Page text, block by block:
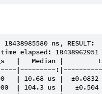
ns, RESULT:
elapsed: 18438962951
|   Median |
|---------
| 10.68 us |  ±0.0832
| 104.3 us |   ±0.504